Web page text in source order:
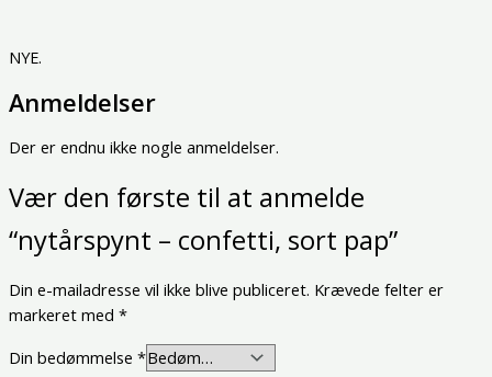
NYE.
Anmeldelser
Der er endnu ikke nogle anmeldelser.
Vær den første til at anmelde
“nytårspynt – confetti, sort pap”
Din e-mailadresse vil ikke blive publiceret. Krævede felter er
markeret med *
Din bedømmelse *